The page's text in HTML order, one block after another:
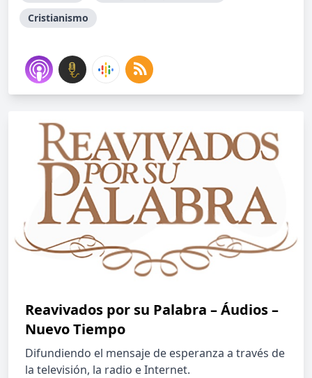
Cristianismo
Reavivados por su Palabra – Áudios –
Nuevo Tiempo
Difundiendo el mensaje de esperanza a través de
la televisión, la radio e Internet.